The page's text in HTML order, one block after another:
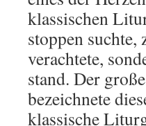
klassischen
stoppen
verachtete,
stand. Der
bezeichnete
klassische